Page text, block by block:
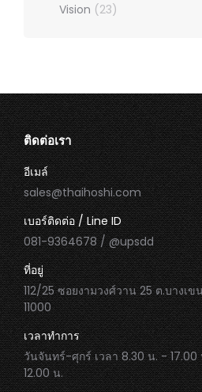
Vision (23)
ติดต่อเรา
อีเมล์
sales@thaihoshi.com
เบอร์ติดต่อ / Line ID
081-9364678 / @upsdd
ที่อยู่
112/25 ซอยงามวงศ์วาน 25 ต.บางเ
11000
เวลาทำการ
วันจันทร์-ศุกร์ เวลา 8.30 น. - 17.00
12.00 น.